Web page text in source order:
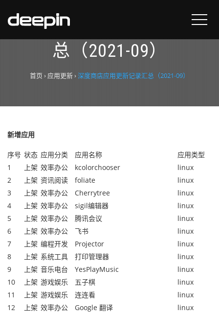
深度商店应用更新记录汇
总（2021-09）
首页› 应用更新› 深度商店应用更新记录汇总（2021-09）
新增应用
序号 状态 应用分类 应用名称
应用类型
1
上架 效率办公 kcolorchooser
linux
2
上架 资讯阅读 foliate
linux
3
上架 效率办公 Cherrytree
linux
4
上架 效率办公 sigil编辑器
linux
5
上架 效率办公 腾讯会议
linux
6
上架 效率办公 飞书
linux
7
上架 编程开发 Projector
linux
8
上架 系统工具 打印管理器
linux
9
上架 音乐电台 YesPlayMusic
linux
10
上架 游戏娱乐 五子棋
linux
11
上架 游戏娱乐 连连看
linux
12
上架 效率办公 Google 翻译
linux